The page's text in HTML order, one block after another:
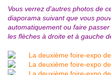
Vous verrez d'autres photos de
diaporama suivant que vous
automatiquement ou faire
les flèches à droite et à gauche